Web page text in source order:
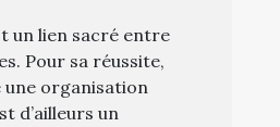
un lien sacré entre
Pour sa réussite,
une organisation
d’ailleurs un